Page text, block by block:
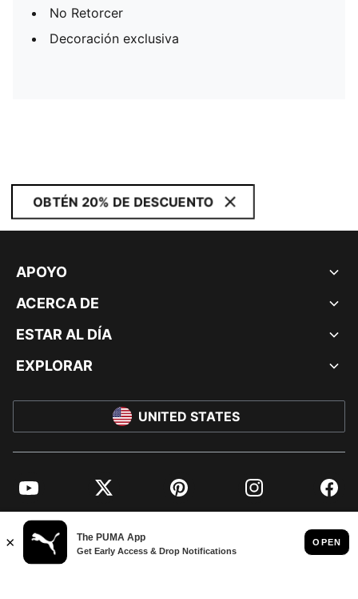
No Retorcer
Decoración exclusiva
OBTÉN 20% DE DESCUENTO
APOYO
ACERCA DE
ESTAR AL DÍA
EXPLORAR
UNITED STATES
YouTube Twitter Pinterest Instagram
© PUMA NORTH AMERICA, INC.
IMPRINT AND LEGAL DATA